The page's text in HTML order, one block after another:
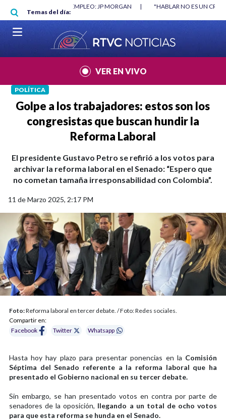
Pasar al contenido principal
Temas del día:
MÍNIMO NO DESTRUYÓ EMPLEO: JP MORGAN |
"HABLAR NO ES UN
MUNDIAL 2026
|
VER EN VIVO
POLÍTICA
Golpe a los trabajadores: estos son los
congresistas que buscan hundir la
Reforma Laboral
El presidente Gustavo Petro se refirió a los votos para
archivar la reforma laboral en el Senado: “Espero que
no cometan tamaña irresponsabilidad con Colombia”.
11 de Marzo 2025, 2:17 PM
Foto:Reforma laboral en tercer debate. / Foto: Redes sociales.
Compartir en:
Facebook
Twitter Whatsapp
Hasta hoy hay plazo para presentar ponencias en la Comisión
Séptima del Senado referente a la reforma laboral que ha
presentado el Gobierno nacional en su tercer debate.
Sin embargo, se han presentado votos en contra por parte de
senadores de la oposición, llegando a un total de ocho votos
para que esta reforma se hunda en el Senado.